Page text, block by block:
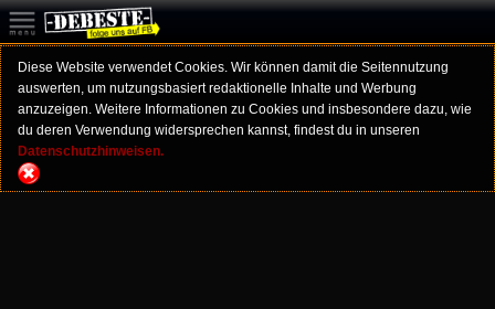
Diese Website verwendet Cookies. Wir können damit die Seitennutzung
auswerten, um nutzungsbasiert redaktionelle Inhalte und Werbung
anzuzeigen. Weitere Informationen zu Cookies und insbesondere dazu, wie
du deren Verwendung widersprechen kannst, findest du in unseren
Datenschutzhinweisen.